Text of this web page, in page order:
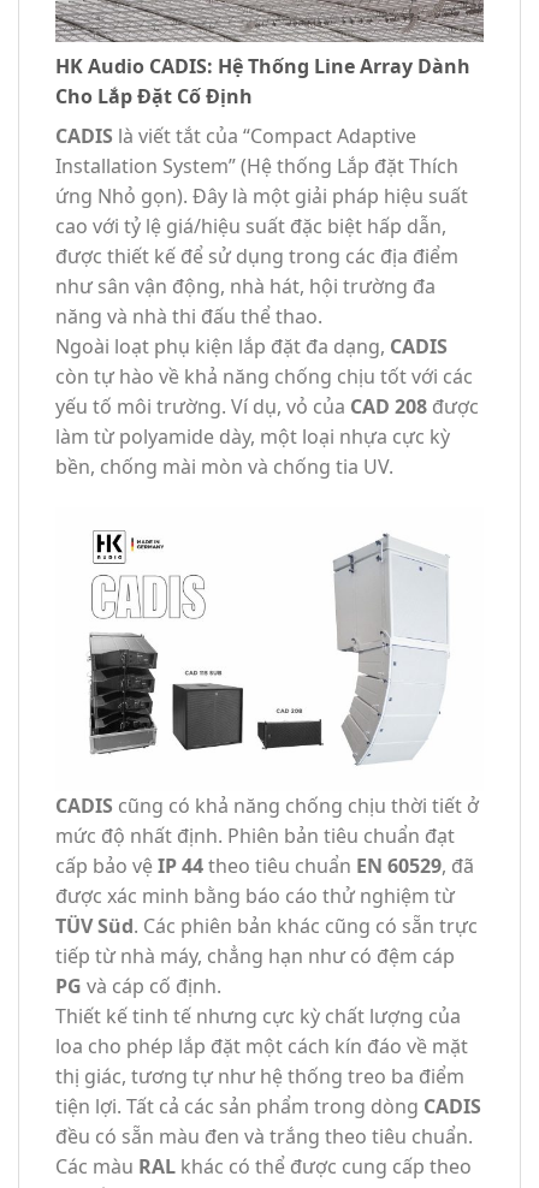
HK Audio CADIS: Hệ Thống Line Array Dành
Cho Lắp Đặt Cố Định
CADIS là viết tắt của “Compact Adaptive
Installation System” (Hệ thống Lắp đặt Thích
ứng Nhỏ gọn). Đây là một giải pháp hiệu suất
cao với tỷ lệ giá/hiệu suất đặc biệt hấp dẫn,
được thiết kế để sử dụng trong các địa điểm
như sân vận động, nhà hát, hội trường đa
năng và nhà thi đấu thể thao.
Ngoài loạt phụ kiện lắp đặt đa dạng, CADIS
còn tự hào về khả năng chống chịu tốt với các
yếu tố môi trường. Ví dụ, vỏ của CAD 208 được
làm từ polyamide dày, một loại nhựa cực kỳ
bền, chống mài mòn và chống tia UV.
CADIS cũng có khả năng chống chịu thời tiết ở
mức độ nhất định. Phiên bản tiêu chuẩn đạt
cấp bảo vệIP 44theo tiêu chuẩn EN 60529, đã
được xác minh bằng báo cáo thử nghiệm từ
TÜV Süd. Các phiên bản khác cũng có sẵn trực
tiếp từ nhà máy, chẳng hạn như có đệm cáp
PG và cáp cố định.
Thiết kế tinh tế nhưng cực kỳ chất lượng của
loa cho phép lắp đặt một cách kín đáo về mặt
thị giác, tương tự như hệ thống treo ba điểm
tiện lợi. Tất cả các sản phẩm trong dòng CADIS
đều có sẵn màu đen và trắng theo tiêu chuẩn.
Các màu RAL khác có thể được cung cấp theo